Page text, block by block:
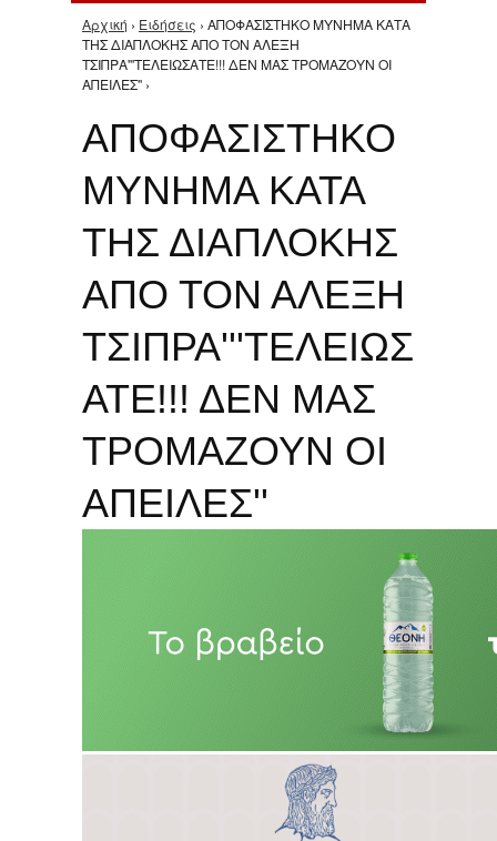
Είστε εδώ
Αρχική › Ειδήσεις › ΑΠΟΦΑΣΙΣΤΗΚΟ ΜΥΝΗΜΑ ΚΑΤΑ
ΤΗΣ ΔΙΑΠΛΟΚΗΣ ΑΠΟ ΤΟΝ ΑΛΕΞΗ
ΤΣΙΠΡΑ'''ΤΕΛΕΙΩΣΑΤΕ!!! ΔΕΝ ΜΑΣ ΤΡΟΜΑΖΟΥΝ ΟΙ
ΑΠΕΙΛΕΣ'' ›
ΑΠΟΦΑΣΙΣΤΗΚΟ
ΜΥΝΗΜΑ ΚΑΤΑ
ΤΗΣ ΔΙΑΠΛΟΚΗΣ
ΑΠΟ ΤΟΝ ΑΛΕΞΗ
ΤΣΙΠΡΑ'''ΤΕΛΕΙΩΣ
ΑΤΕ!!! ΔΕΝ ΜΑΣ
ΤΡΟΜΑΖΟΥΝ ΟΙ
ΑΠΕΙΛΕΣ''